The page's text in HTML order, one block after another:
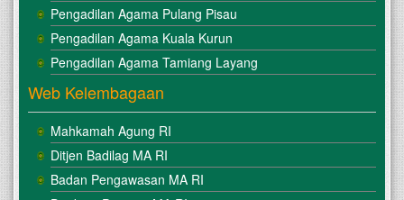
Pengadilan Agama Pulang Pisau
Pengadilan Agama Kuala Kurun
Pengadilan Agama Tamiang Layang
Web Kelembagaan
Mahkamah Agung RI
Ditjen Badilag MA RI
Badan Pengawasan MA RI